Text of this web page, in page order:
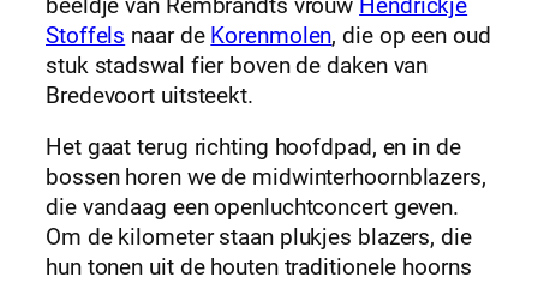
beeldje van Rembrandts vrouw Hendrickje
Stoffels naar de Korenmolen, die op een oud
stuk stadswal fier boven de daken van
Bredevoort uitsteekt.
Het gaat terug richting hoofdpad, en in de
bossen horen we de midwinterhoornblazers,
die vandaag een openluchtconcert geven.
Om de kilometer staan plukjes blazers, die
hun tonen uit de houten traditionele hoorns